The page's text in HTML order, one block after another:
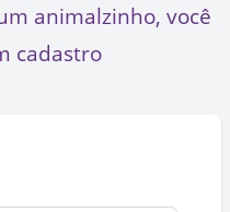
animalzinho, você
cadastro